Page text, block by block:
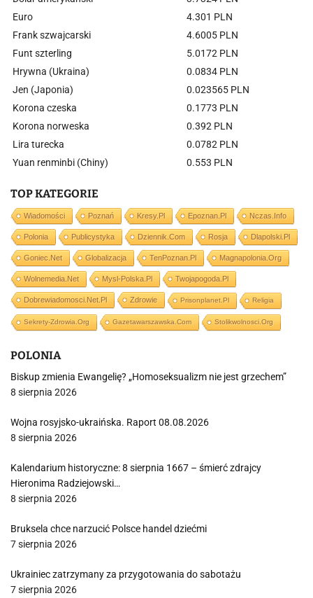
Euro
4.301 PLN
Frank szwajcarski
4.6005 PLN
Funt szterling
5.0172 PLN
Hrywna (Ukraina)
0.0834 PLN
Jen (Japonia)
0.023565 PLN
Korona czeska
0.1773 PLN
Korona norweska
0.392 PLN
Lira turecka
0.0782 PLN
Yuan renminbi (Chiny)
0.553 PLN
TOP KATEGORIE
Wiadomości Poznań Kresy.pl Epoznan.pl Nczas.info
Polonia Publicystyka Dziennik.com Rosja Dlapolski.pl
Goniec.net Globalizacja TenPoznan.pl Magnapolonia.org
Wolnemedia.net Mysl-Polska.pl Twojapogoda.pl
Dobrewiadomosci.net.pl Zdrowie Prisonplanet.pl Religia
Sekrety-Zdrowia.org Gazetawarszawska.com Stolikwolnosci.org
POLONIA
Biskup zmienia Ewangelię? „Homoseksualizm nie jest grzechem”
8 sierpnia 2026
Wojna rosyjsko-ukraińska. Raport 08.08.2026
8 sierpnia 2026
Kalendarium historyczne: 8 sierpnia 1667 – śmierć zdrajcy
Hieronima Radziejowski…
8 sierpnia 2026
Bruksela chce narzucić Polsce handel dziećmi
7 sierpnia 2026
Ukrainiec zatrzymany za przygotowania do sabotażu
7 sierpnia 2026